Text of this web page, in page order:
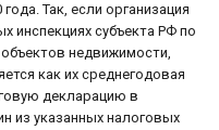
Так, если организация
инспекциях субъекта РФ по
недвижимости,
как их среднегодовая
декларацию в
из указанных налоговых